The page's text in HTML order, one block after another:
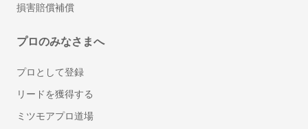
損害賠償補償
プロのみなさまへ
プロとして登録
リードを獲得する
ミツモアプロ道場